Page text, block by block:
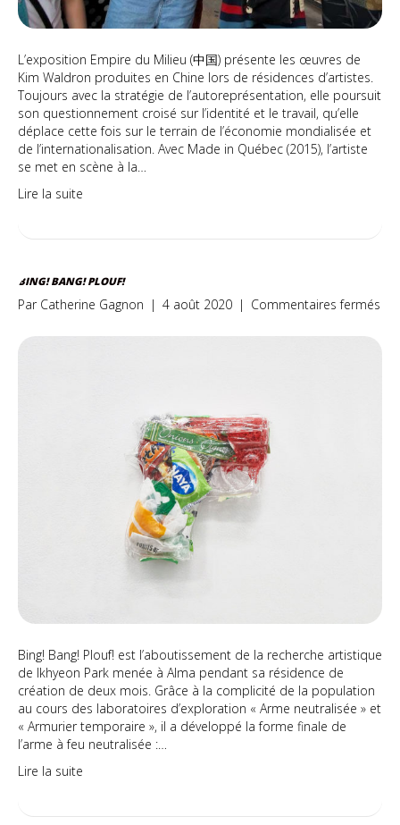
L’exposition Empire du Milieu (中国) présente les œuvres de
Kim Waldron produites en Chine lors de résidences d’artistes.
Toujours avec la stratégie de l’autoreprésentation, elle poursuit
son questionnement croisé sur l’identité et le travail, qu’elle
déplace cette fois sur le terrain de l’économie mondialisée et
de l’internationalisation. Avec Made in Québec (2015), l’artiste
se met en scène à la…
Lire la suite
BING! BANG! PLOUF!
Par Catherine Gagnon | 4 août 2020 | Commentaires fermés
Bing! Bang! Plouf! est l’aboutissement de la recherche artistique
de Ikhyeon Park menée à Alma pendant sa résidence de
création de deux mois. Grâce à la complicité de la population
au cours des laboratoires d’exploration « Arme neutralisée » et
« Armurier temporaire », il a développé la forme finale de
l’arme à feu neutralisée :…
Lire la suite